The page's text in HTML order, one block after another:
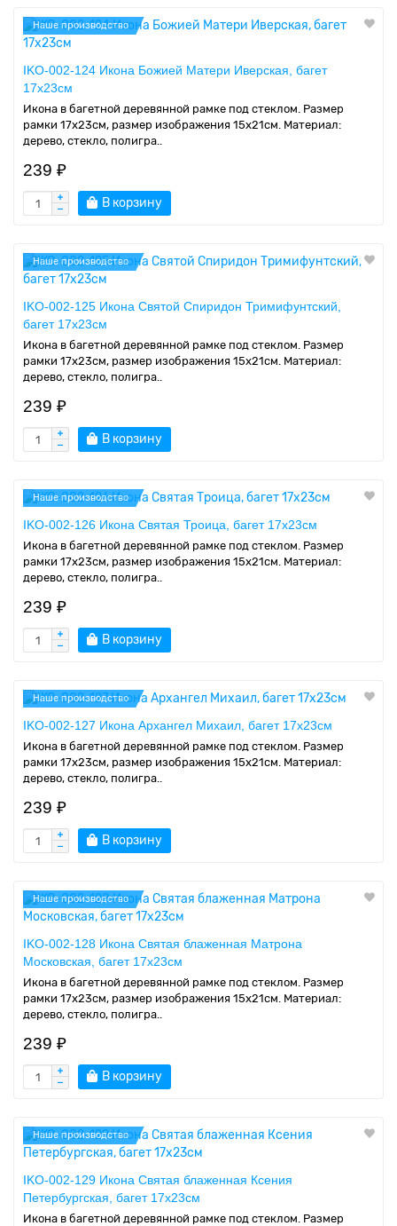
Наше производство
IKO-002-124 Икона Божией Матери Иверская, багет
17х23см
Икона в багетной деревянной рамке под стеклом. Размер
рамки 17x23см, размер изображения 15x21см. Материал:
дерево, стекло, полигра..
239 ₽
В корзину
Наше производство
IKO-002-125 Икона Святой Спиридон Тримифунтский,
багет 17х23см
Икона в багетной деревянной рамке под стеклом. Размер
рамки 17x23см, размер изображения 15x21см. Материал:
дерево, стекло, полигра..
239 ₽
В корзину
Наше производство
IKO-002-126 Икона Святая Троица, багет 17х23см
Икона в багетной деревянной рамке под стеклом. Размер
рамки 17x23см, размер изображения 15x21см. Материал:
дерево, стекло, полигра..
239 ₽
В корзину
Наше производство
IKO-002-127 Икона Архангел Михаил, багет 17х23см
Икона в багетной деревянной рамке под стеклом. Размер
рамки 17x23см, размер изображения 15x21см. Материал:
дерево, стекло, полигра..
239 ₽
В корзину
Наше производство
IKO-002-128 Икона Святая блаженная Матрона
Московская, багет 17х23см
Икона в багетной деревянной рамке под стеклом. Размер
рамки 17x23см, размер изображения 15x21см. Материал:
дерево, стекло, полигра..
239 ₽
В корзину
Наше производство
IKO-002-129 Икона Святая блаженная Ксения
Петербургская, багет 17х23см
Икона в багетной деревянной рамке под стеклом. Размер